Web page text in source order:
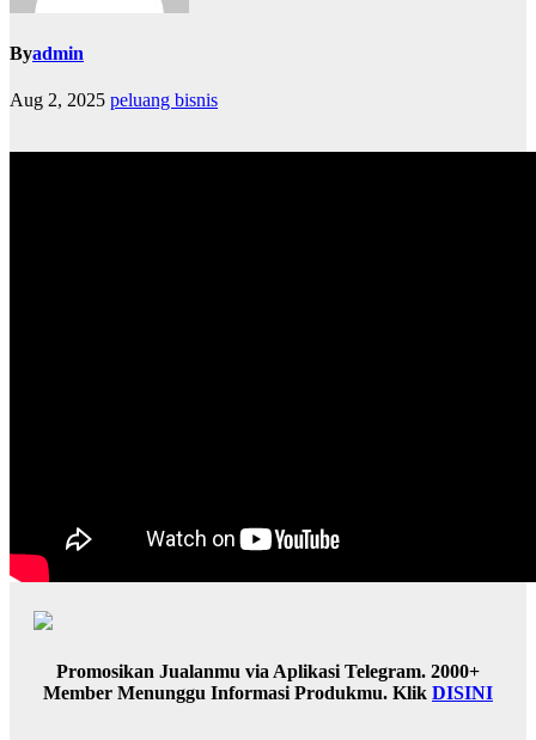
Byadmin
Aug 2, 2025 peluang bisnis
Promosikan Jualanmu via Aplikasi Telegram. 2000+
Member Menunggu Informasi Produkmu. Klik DISINI